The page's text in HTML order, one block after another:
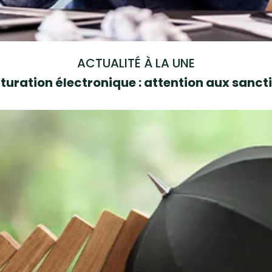
ACTUALITÉ À LA UNE
électronique : attention aux